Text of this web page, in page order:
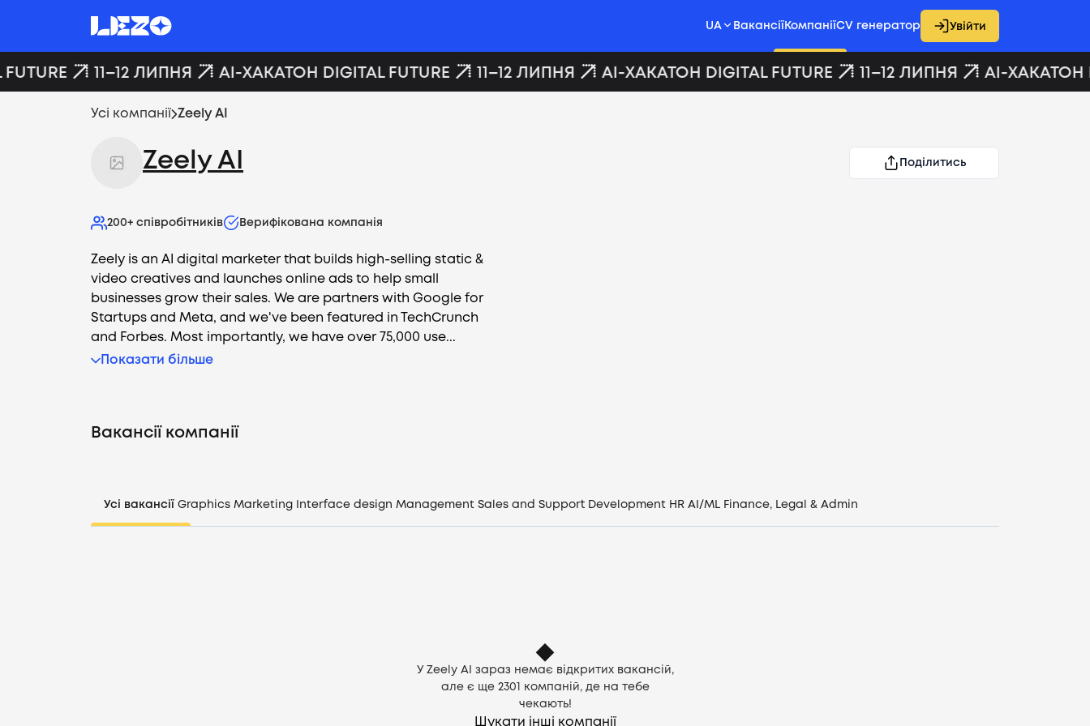
Увійти
UA Вакансії КомпаніїCV генератор Увійти
11–12 ЛИПНЯ AI-ХАКАТОН DIGITAL FUTURE 11–12 ЛИПНЯ AI-ХАКАТОН DIGITAL FUTURE 11–12 ЛИПНЯ AI-ХАКАТОН
Усі компанії Zeely AI
Zeely AI Поділитись
200+ співробітників Верифікована компанія
Zeely is an AI digital marketer that builds high-selling static &
video creatives and launches online ads to help small
businesses grow their sales. We are partners with Google for
Startups and Meta, and we've been featured in TechCrunch
and Forbes. Most importantly, we have over 75,000 use...
Показати більше
Вакансії компанії
Усі вакансії Graphics Marketing Interface design Management Sales and Support Development HR AI/ML Finance, Legal & Admin
У Zeely AI зараз немає відкритих вакансій,
але є ще 2301
компаній, де на тебе
чекають!
Шукати інші компанії